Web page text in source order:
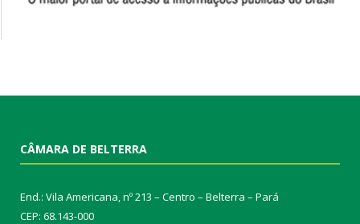
CÂMARA DE BELTERRA
End.: Vila Americana, nº 213 – Centro – Belterra – Pará
CEP: 68.143-000